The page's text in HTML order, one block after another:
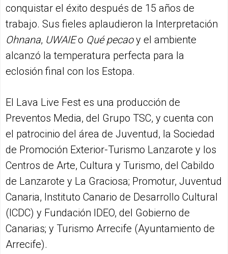
conquistar el éxito después de 15 años de
trabajo. Sus fieles aplaudieron la Interpretación
Ohnana, UWAIEo Qué pecaoy el ambiente
alcanzó la temperatura perfecta para la
eclosión final con los Estopa.
El Lava Live Fest es una producción de
Preventos Media, del Grupo TSC, y cuenta con
el patrocinio del área de Juventud, la Sociedad
de Promoción Exterior-Turismo Lanzarote y los
Centros de Arte, Cultura y Turismo, del Cabildo
de Lanzarote y La Graciosa; Promotur, Juventud
Canaria, Instituto Canario de Desarrollo Cultural
(ICDC) y Fundación IDEO, del Gobierno de
Canarias; y Turismo Arrecife (Ayuntamiento de
Arrecife).